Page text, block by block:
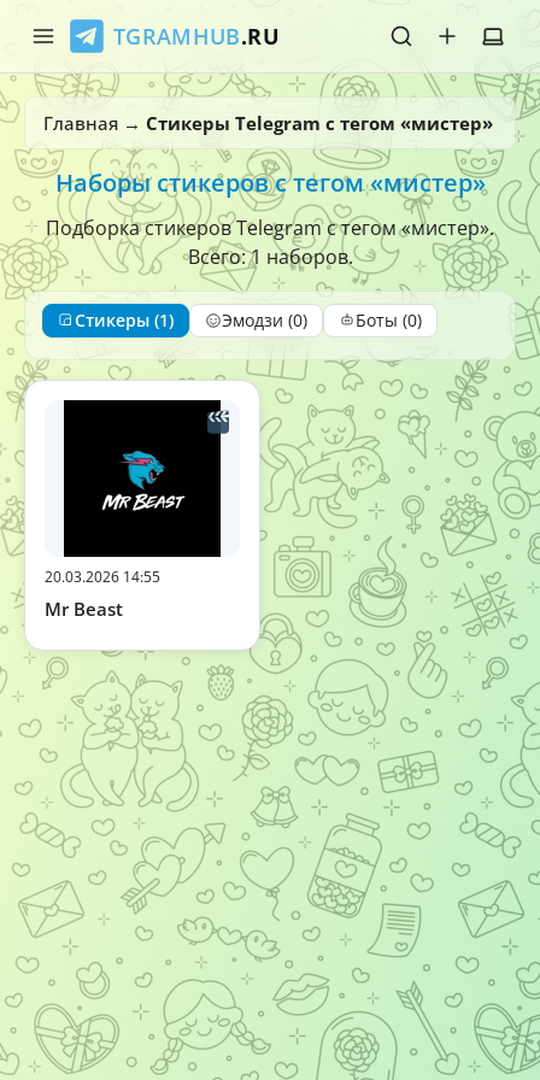
TGRAMHUB.RU
Главная
Стикеры
Эмодзи
Боты
О нас
Главная → Стикеры Telegram с тегом «мистер»
Наборы стикеров с тегом «мистер»
Подборка стикеров Telegram с тегом «мистер».
Всего: 1 наборов.
Стикеры (1) Эмодзи (0) Боты (0)
20.03.2026 14:55
Mr Beast